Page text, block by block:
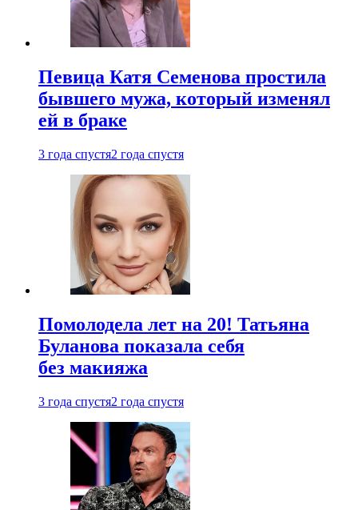
Певица Катя Семенова простила
бывшего мужа, который изменял
ей в браке
3 года спустя2 года спустя
Помолодела лет на 20! Татьяна
Буланова показала себя
без макияжа
3 года спустя2 года спустя